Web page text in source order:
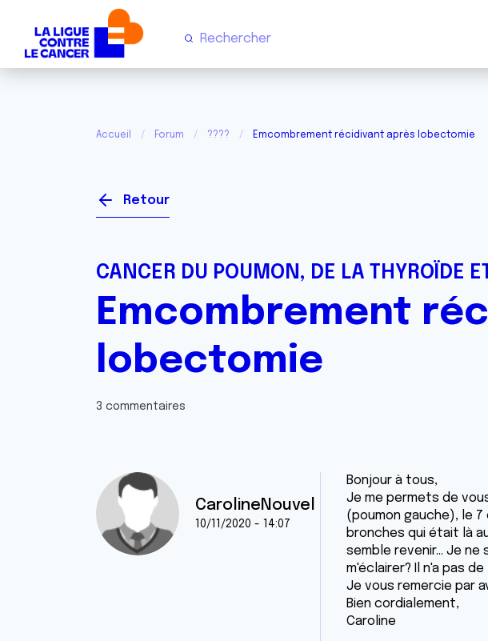
Accueil Forum ???? Emcombrement récidivant après lobectomie
Retour
CANCER DU POUMON, DE LA THYROÏDE
Emcombrement
lobectomie
3 commentaires
CarolineNouvel
10/11/2020 - 14:07
Bonjour à tous,
Je me permets de
(poumon gauche), le
bronches qui était là
semble revenir... Je
m'éclairer? Il n'a pas
Je vous remercie par
Bien cordialement,
Caroline